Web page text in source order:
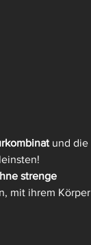
und die
strenge
mit ihrem Körper